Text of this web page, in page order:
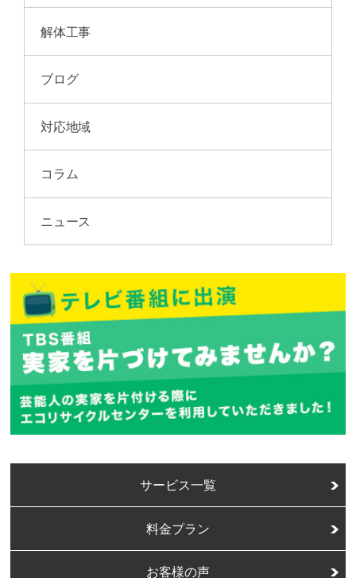
解体工事
ブログ
対応地域
コラム
ニュース
サービス一覧
料金プラン
お客様の声